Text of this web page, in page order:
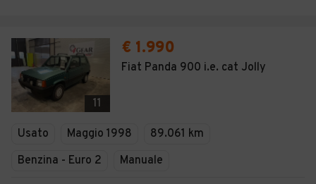
Moto
Camper
Veicoli Commerciali
11
€ 1.990
Fiat Panda 900 i.e. cat Jolly
Usato Maggio 1998
89.061 km
Benzina - Euro 2
Manuale